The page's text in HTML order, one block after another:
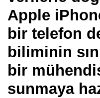
Apple
bir telefon
biliminin
bir
sunmaya